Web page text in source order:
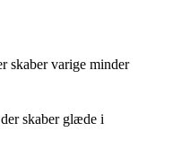
skaber varige minder
skaber glæde i